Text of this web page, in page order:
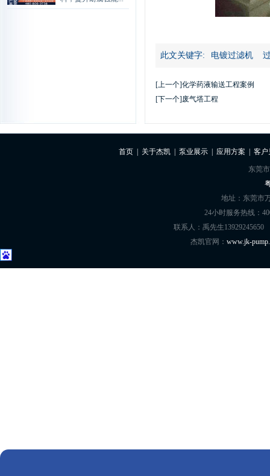
此文关键字: 电镀过滤机
[上一个]化学药液输送工程案例
[下一个]废气塔工程
首页 关于杰凯 泵业展示 应用方案 客户
东莞
地址：东莞市
24小时服务热线：
联系人：禹先生13929245650
杰凯官网： www.jk-